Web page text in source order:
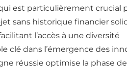
est particulièrement crucial
sans historique financier
l’accès à une diversité
clé dans l’émergence des
réussie optimise la phase